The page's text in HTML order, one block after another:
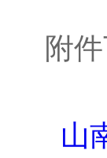
附
山